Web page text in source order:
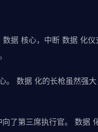
据 核心，中断 数据 化仪
。 数据 化的长枪虽然强
了第三席执行官。 数据